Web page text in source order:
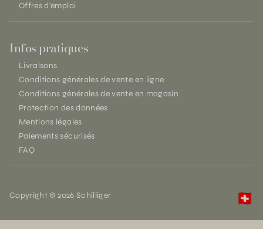
Offres d'emploi
Infos pratiques
Livraisons
Conditions générales de vente en ligne
Conditions générales de vente en magasin
Protection des données
Mentions légales
Paiements sécurisés
FAQ
Copyright © 2026 Schilliger 🇨🇭